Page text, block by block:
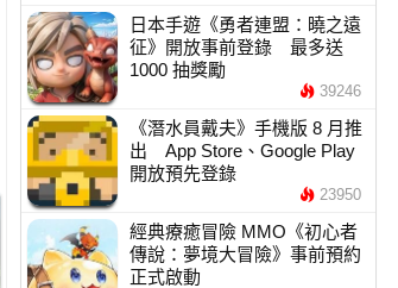
日本手遊《勇者連盟：曉之遠
征》開放事前登錄 最多送
1000 抽獎勵
39246
《潛水員戴夫》手機版 8 月推
出 App Store、Google Play
開放預先登錄
23950
經典療癒冒險 MMO《初心者
傳說：夢境大冒險》事前預約
正式啟動